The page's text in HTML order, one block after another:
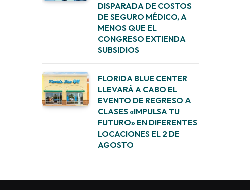
DISPARADA DE COSTOS
DE SEGURO MÉDICO, A
MENOS QUE EL
CONGRESO EXTIENDA
SUBSIDIOS
FLORIDA BLUE CENTER
LLEVARÁ A CABO EL
EVENTO DE REGRESO A
CLASES «IMPULSA TU
FUTURO» EN DIFERENTES
LOCACIONES EL 2 DE
AGOSTO